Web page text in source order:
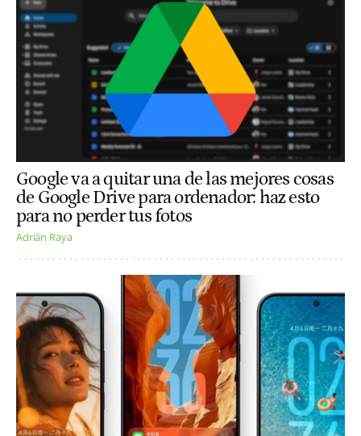
Google va a quitar una de las mejores cosas
de Google Drive para ordenador: haz esto
para no perder tus fotos
Adrián Raya